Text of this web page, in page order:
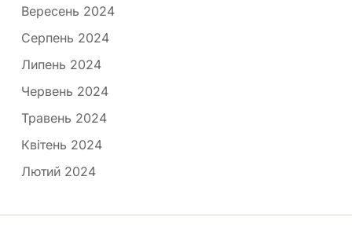
Вересень 2024
Серпень 2024
Липень 2024
Червень 2024
Травень 2024
Квітень 2024
Лютий 2024